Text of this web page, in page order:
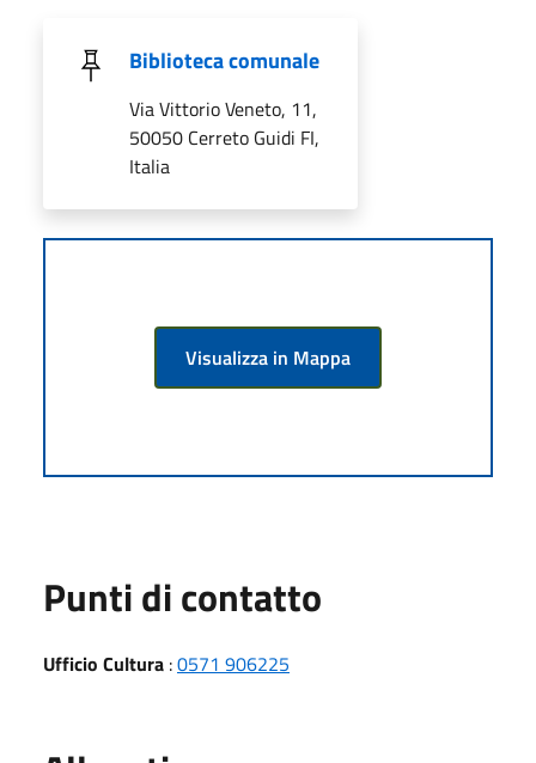
Biblioteca comunale
Via Vittorio Veneto, 11,
50050 Cerreto Guidi FI,
Italia
Visualizza in Mappa
Punti di contatto
Ufficio Cultura :0571 906225